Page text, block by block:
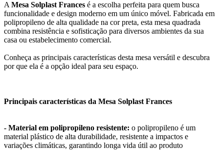
A Mesa Solplast Frances é a escolha perfeita para quem busca
funcionalidade e design moderno em um único móvel. Fabricada em
polipropileno de alta qualidade na cor preta, esta mesa quadrada
combina resistência e sofisticação para diversos ambientes da sua
casa ou estabelecimento comercial.
Conheça as principais características desta mesa versátil e descubra
por que ela é a opção ideal para seu espaço.
Principais características da Mesa Solplast Frances
- Material em polipropileno resistente: o polipropileno é um
material plástico de alta durabilidade, resistente a impactos e
variações climáticas, garantindo longa vida útil ao produto